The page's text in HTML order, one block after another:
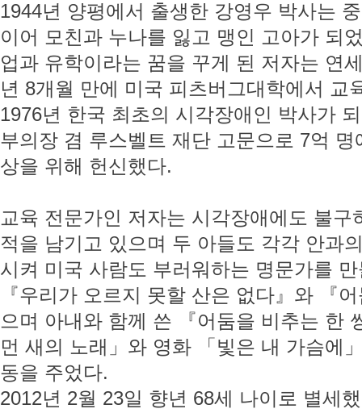
1944년 양평에서 출생한 강영우 박사는
이어 모친과 누나를 잃고 맹인 고아가 되
업과 유학이라는 꿈을 꾸게 된 저자는 연
년 8개월 만에 미국 피츠버그대학에서 교
1976년 한국 최초의 시각장애인 박사가
부의장 겸 루스벨트 재단 고문으로 7억
상을 위해 헌신했다.
교육 전문가인 저자는 시각장애에도 불
적을 남기고 있으며 두 아들도 각각 안과
시켜 미국 사람도 부러워하는 명문가를
『우리가 오르지 못할 산은 없다』와 『
으며 아내와 함께 쓴 『어둠을 비추는 한
먼 새의 노래」와 영화 「빛은 내 가슴에
동을 주었다.
2012년 2월 23일 향년 68세 나이로 별세